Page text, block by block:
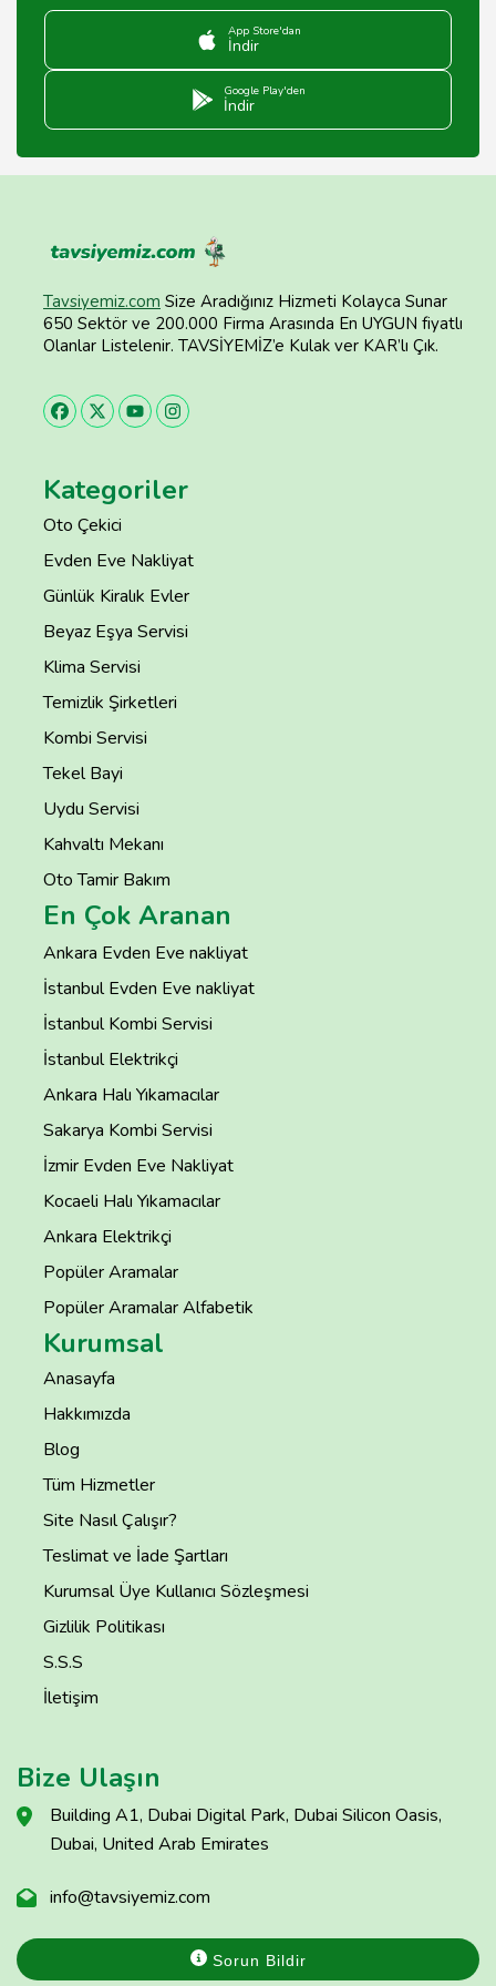
oranda yükseltebilir.
App Store'dan
İndir
Google Play'den
İndir
Tavsiyemiz.com Size Aradığınız Hizmeti Kolayca Sunar
650 Sektör ve 200.000 Firma Arasında En UYGUN fiyatlı
Olanlar Listelenir. TAVSİYEMİZ’e Kulak ver KAR’lı Çık.
Kategoriler
Oto Çekici
Evden Eve Nakliyat
Günlük Kiralık Evler
Beyaz Eşya Servisi
Klima Servisi
Temizlik Şirketleri
Kombi Servisi
Tekel Bayi
Uydu Servisi
Kahvaltı Mekanı
Oto Tamir Bakım
En Çok Aranan
Ankara Evden Eve nakliyat
İstanbul Evden Eve nakliyat
İstanbul Kombi Servisi
İstanbul Elektrikçi
Ankara Halı Yıkamacılar
Sakarya Kombi Servisi
İzmir Evden Eve Nakliyat
Kocaeli Halı Yıkamacılar
Ankara Elektrikçi
Popüler Aramalar
Popüler Aramalar Alfabetik
Kurumsal
Anasayfa
Hakkımızda
Blog
Tüm Hizmetler
Site Nasıl Çalışır?
Teslimat ve İade Şartları
Kurumsal Üye Kullanıcı Sözleşmesi
Gizlilik Politikası
S.S.S
İletişim
Bize Ulaşın
Building A1, Dubai Digital Park, Dubai Silicon Oasis,
Dubai, United Arab Emirates
info@tavsiyemiz.com
Sorun Bildir